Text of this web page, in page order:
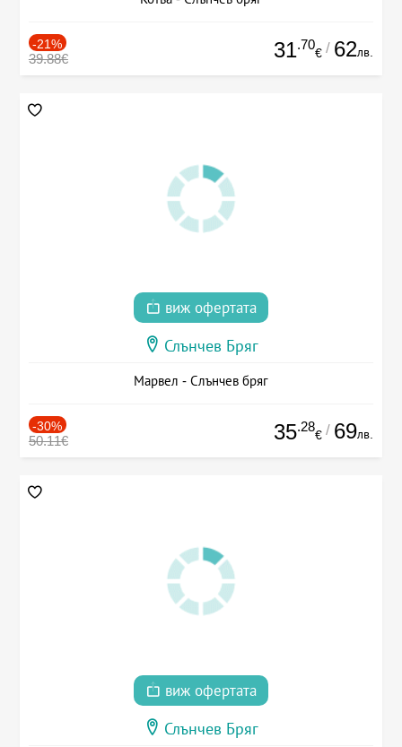
-21%
39.88€ 31.70
€ / 62лв.
виж офертата
Слънчев Бряг
Марвел - Слънчев бряг
-30%
50.11€ 35.28
€ / 69лв.
виж офертата
Слънчев Бряг